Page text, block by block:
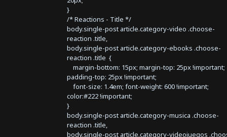
}
/* Reactions - Title */
body.single-post article.category-video .choose-
reaction .title,
body.single-post article.category-ebooks .choose-
reaction .title {
margin-bottom: 15px; margin-top: 25px !important;
padding-top: 25px !important;
font-size: 1.4em; font-weight: 600 !important;
color:#222 !important;
}
body.single-post article.category-musica .choose-
reaction .title,
body.single-post article.category-videojuegos